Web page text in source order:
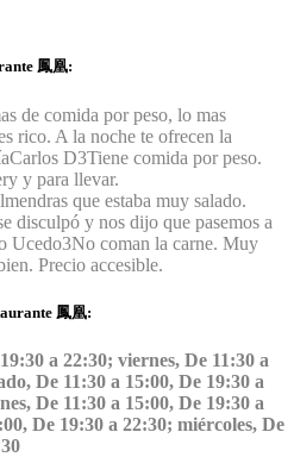
鳳凰:
de comida por peso, lo mas
rico. A la noche te ofrecen la
Carlos D3Tiene comida por peso.
y para llevar.
que estaba muy salado.
disculpó y nos dijo que pasemos a
Ucedo3No coman la carne. Muy
Precio accesible.
鳳凰:
a 22:30; viernes, De 11:30 a
De 11:30 a 15:00, De 19:30 a
De 11:30 a 15:00, De 19:30 a
De 19:30 a 22:30; miércoles, De